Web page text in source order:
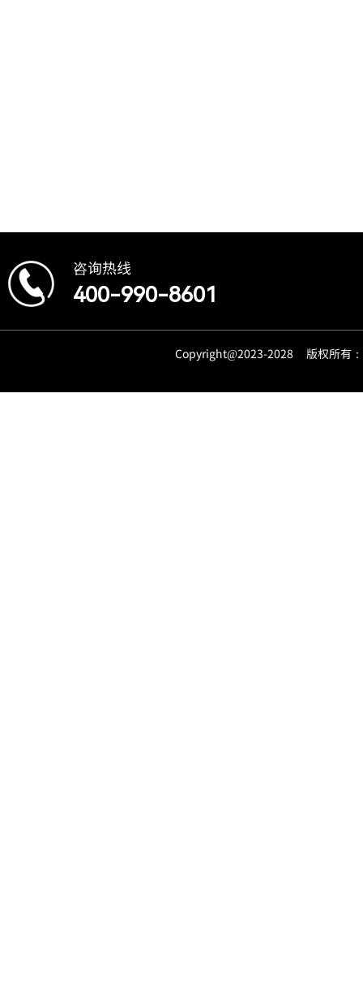
Copyright@2023-2028 版权所有
咨询热线
400-990-8601